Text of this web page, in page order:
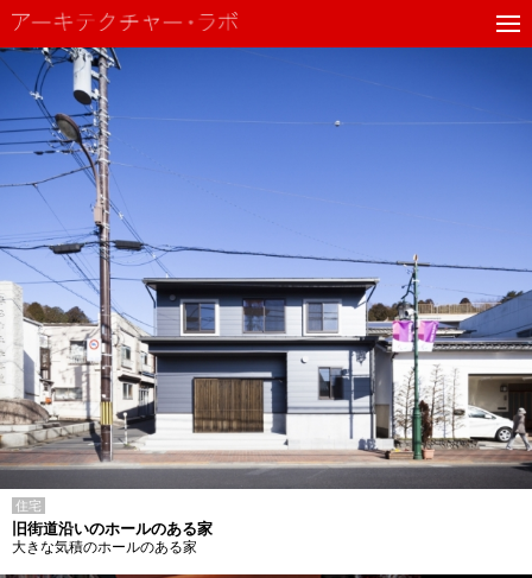
住宅
旧街道沿いのホールのある家
大きな気積のホールのある家